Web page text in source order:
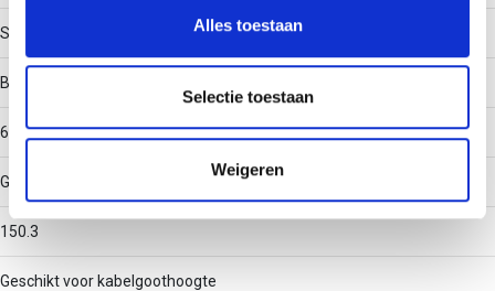
en om ons websiteverkeer te analyseren. Ook delen we
partners voor social media, adverteren en analyse. Deze
partners kunnen deze gegevens combineren met andere
informatie die u aan ze heeft verstrekt of die ze hebben
verzameld op basis van uw gebruik van hun services.
Alles toestaan
Selectie toestaan
Weigeren
Staal
Binnenstraal
60
Geschikt voor kabelgootbreedte
150.3
Geschikt voor kabelgoothoogte